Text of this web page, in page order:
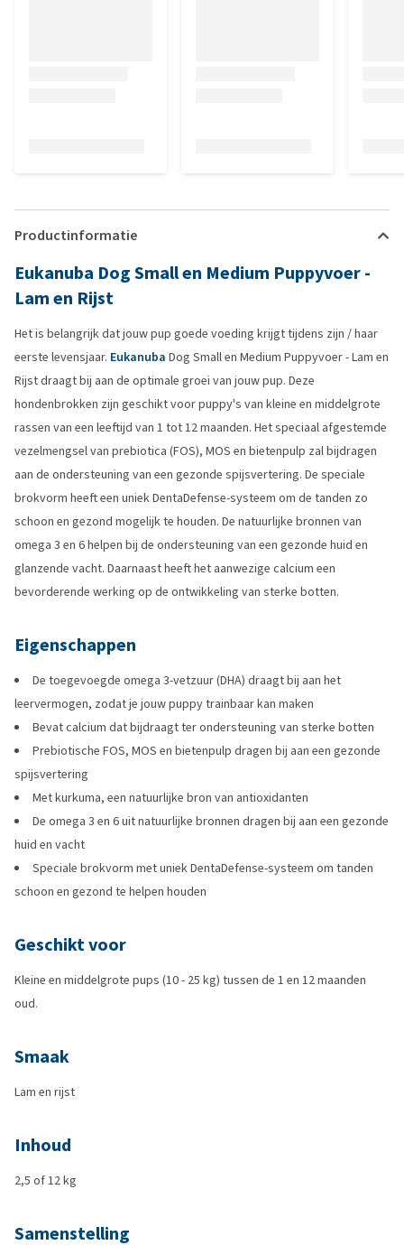
Productinformatie
Eukanuba Dog Small en Medium Puppyvoer -
Lam en Rijst
Het is belangrijk dat jouw pup goede voeding krijgt tijdens zijn / haar
eerste levensjaar. Eukanuba Dog Small en Medium Puppyvoer - Lam en
Rijst draagt bij aan de optimale groei van jouw pup. Deze
hondenbrokken zijn geschikt voor puppy's van kleine en middelgrote
rassen van een leeftijd van 1 tot 12 maanden. Het speciaal afgestemde
vezelmengsel van prebiotica (FOS), MOS en bietenpulp zal bijdragen
aan de ondersteuning van een gezonde spijsvertering. De speciale
brokvorm heeft een uniek DentaDefense-systeem om de tanden zo
schoon en gezond mogelijk te houden. De natuurlijke bronnen van
omega 3 en 6 helpen bij de ondersteuning van een gezonde huid en
glanzende vacht. Daarnaast heeft het aanwezige calcium een
bevorderende werking op de ontwikkeling van sterke botten.
Eigenschappen
De toegevoegde omega 3-vetzuur (DHA) draagt bij aan het
leervermogen, zodat je jouw puppy trainbaar kan maken
Bevat calcium dat bijdraagt ter ondersteuning van sterke botten
Prebiotische FOS, MOS en bietenpulp dragen bij aan een gezonde
spijsvertering
Met kurkuma, een natuurlijke bron van antioxidanten
De omega 3 en 6 uit natuurlijke bronnen dragen bij aan een gezonde
huid en vacht
Speciale brokvorm met uniek DentaDefense-systeem om tanden
schoon en gezond te helpen houden
Geschikt voor
Kleine en middelgrote pups (10 - 25 kg) tussen de 1 en 12 maanden
oud.
Smaak
Lam en rijst
Inhoud
2,5 of 12 kg
Samenstelling